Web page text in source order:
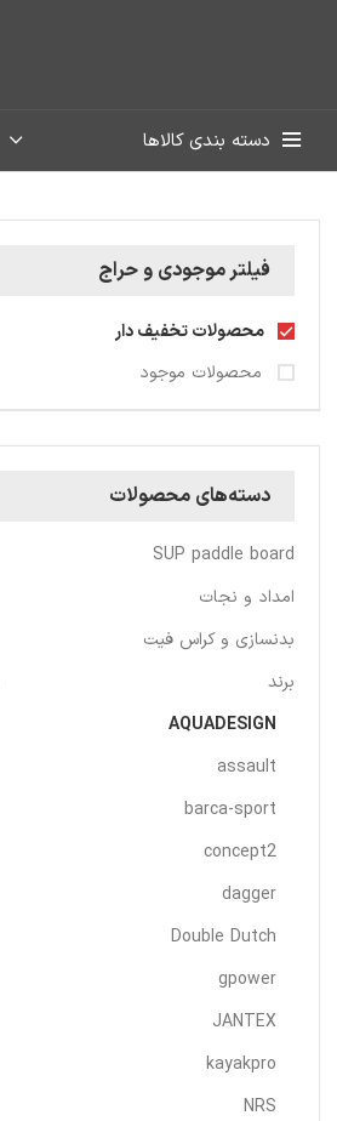
دسته بندی کالاها
فیلتر موجودی و حراج
محصولات تخفیف دار
محصولات موجود
دسته‌های محصولات
SUP paddle board
امداد و نجات
بدنسازی و کراس فیت
برند
AQUADESIGN
assault
barca-sport
concept2
dagger
Double Dutch
gpower
JANTEX
kayakpro
NRS